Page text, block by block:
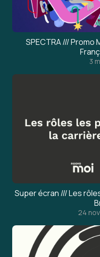
SPECTRA /// Promo
3
Super écran /// Les
24